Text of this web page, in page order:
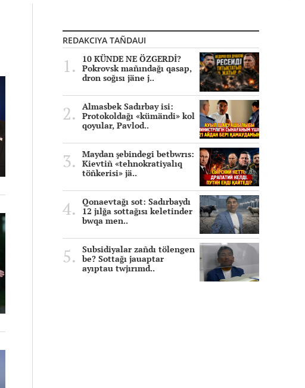
REDAKCIYA TAÑDAUI
10 KÜNDE NE ÖZGERDİ?
Pokrovsk mañındağı qasap,
dron soğısı jäne j..
Almasbek Sadırbay isi:
Protokoldağı «kümändi» kol
qoyular, Pavlod..
Maydan şebindegi betbwrıs:
Kievtiñ «tehnokratiyalıq
töñkerisi» jä..
Qonaevtağı sot: Sadırbaydı
12 jılğa sottağısı keletinder
bwqa men..
Subsidiyalar zañdı tölengen
be? Sottağı jauaptar
ayıptau twjırımd..